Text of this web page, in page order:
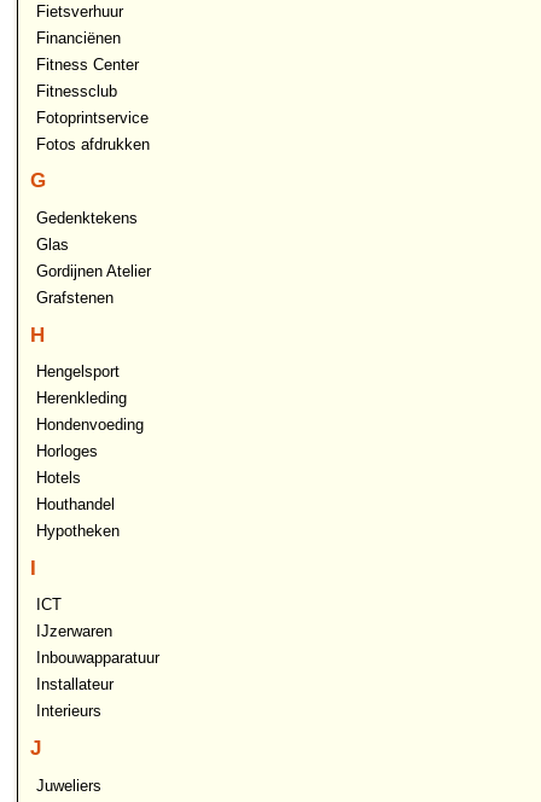
Fietsverhuur
Financiënen
Fitness Center
Fitnessclub
Fotoprintservice
Fotos afdrukken
G
Gedenktekens
Glas
Gordijnen Atelier
Grafstenen
H
Hengelsport
Herenkleding
Hondenvoeding
Horloges
Hotels
Houthandel
Hypotheken
I
ICT
IJzerwaren
Inbouwapparatuur
Installateur
Interieurs
J
Juweliers